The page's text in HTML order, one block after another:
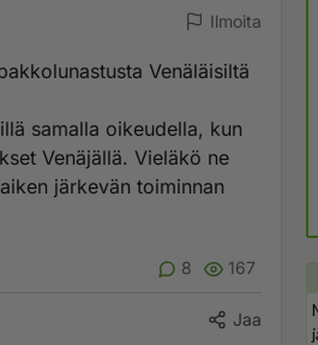
Ilmoita
Venäläisiltä
samalla oikeudella, kun
Venäjällä. Vieläkö ne
järkevän toiminnan
8 167
Jaa